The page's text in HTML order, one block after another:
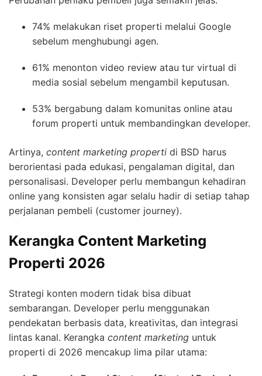
74% melakukan riset properti melalui Google
sebelum menghubungi agen.
61% menonton video review atau tur virtual di
media sosial sebelum mengambil keputusan.
53% bergabung dalam komunitas online atau
forum properti untuk membandingkan developer.
Artinya, content marketing properti di BSD harus
berorientasi pada edukasi, pengalaman digital, dan
personalisasi. Developer perlu membangun kehadiran
online yang konsisten agar selalu hadir di setiap tahap
perjalanan pembeli (customer journey).
Kerangka Content Marketing
Properti 2026
Strategi konten modern tidak bisa dibuat
sembarangan. Developer perlu menggunakan
pendekatan berbasis data, kreativitas, dan integrasi
lintas kanal. Kerangka content marketing untuk
properti di 2026 mencakup lima pilar utama: